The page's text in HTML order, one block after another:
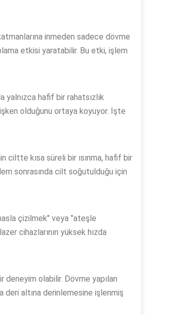
inmeden sadece dövme
etkisi yaratabilir. Bu etki, işlem
yalnızca hafif bir rahatsızlık
olduğunu ortaya koyuyor. İşte
ciltte kısa süreli bir ısınma, hafif bir
sonrasında cilt soğutulduğu için
çizilmek" veya "ateşle
cihazlarının yüksek hızda
deneyim olabilir. Dövme yapılan
deri altına derinlemesine işlenmiş